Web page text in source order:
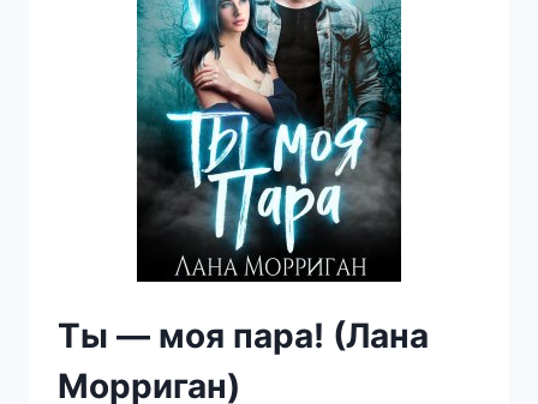
Ты — моя пара! (Лана
Морриган)